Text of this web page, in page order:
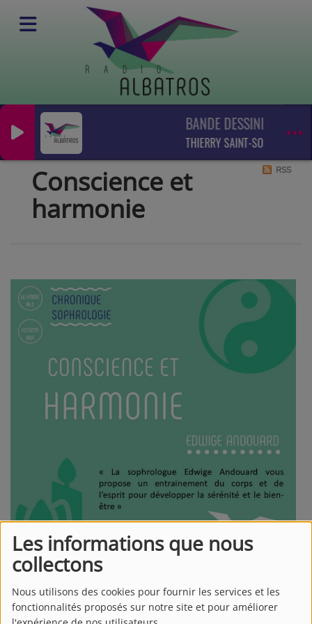
Les informations que nous
collectons
Nous utilisons des cookies pour fournir les services et les
fonctionnalités proposés sur notre site et pour améliorer
BANDE DESSINEE EN
THIERRY SAINT-SOLLIEUX /
Podcasts Conscience et harmonie
Conscience et
harmonie
RSS
Conscience et harmonie